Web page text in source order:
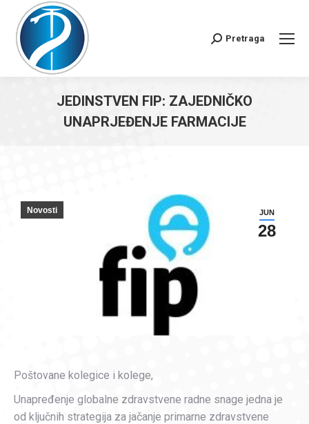
Search:
Pretraga
JEDINSTVEN FIP: ZAJEDNIČKO
UNAPRJEĐENJE FARMACIJE
JUN
28
Novosti
Poštovane kolegice i kolege,
Unapređenje globalne zdravstvene radne snage jedna je
od ključnih strategija za jačanje primarne zdravstvene